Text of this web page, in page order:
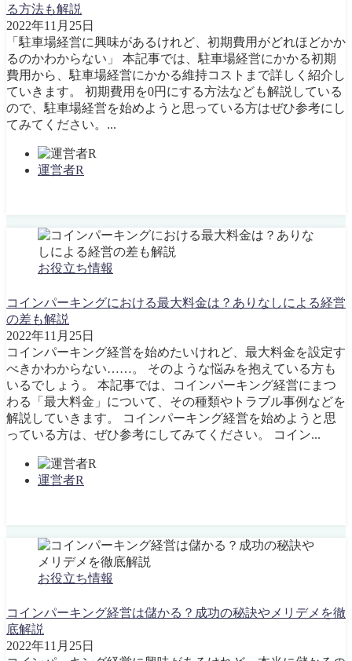
る方法も解説
2022年11月25日
「駐車場経営に興味があるけれど、初期費用がどれほどかか
るのかわからない」 本記事では、駐車場経営にかかる初期
費用から、駐車場経営にかかる維持コストまで詳しく紹介し
ていきます。 初期費用を0円にする方法なども解説している
ので、駐車場経営を始めようと思っている方はぜひ参考にし
てみてください。...
運営者R
お役立ち情報
コインパーキングにおける最大料金は？ありなしによる経営
の差も解説
2022年11月25日
コインパーキング経営を始めたいけれど、最大料金を設定す
べきかわからない……。 そのような悩みを抱えている方も
いるでしょう。 本記事では、コインパーキング経営にまつ
わる「最大料金」について、その種類やトラブル事例などを
解説していきます。 コインパーキング経営を始めようと思
っている方は、ぜひ参考にしてみてください。 コイン...
運営者R
お役立ち情報
コインパーキング経営は儲かる？成功の秘訣やメリデメを徹
底解説
2022年11月25日